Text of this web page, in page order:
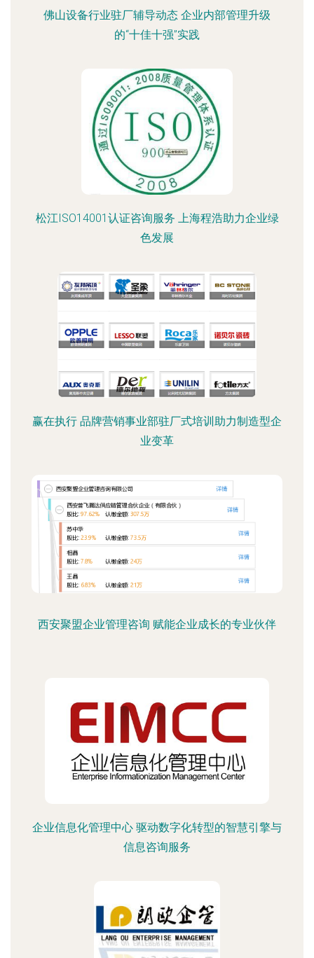
佛山设备行业驻厂辅导动态 企业内部管理升级
的“十佳十强”实践
松江ISO14001认证咨询服务 上海程浩助力企业绿
色发展
赢在执行 品牌营销事业部驻厂式培训助力制造型企
业变革
西安聚盟企业管理咨询 赋能企业成长的专业伙伴
企业信息化管理中心 驱动数字化转型的智慧引擎与
信息咨询服务